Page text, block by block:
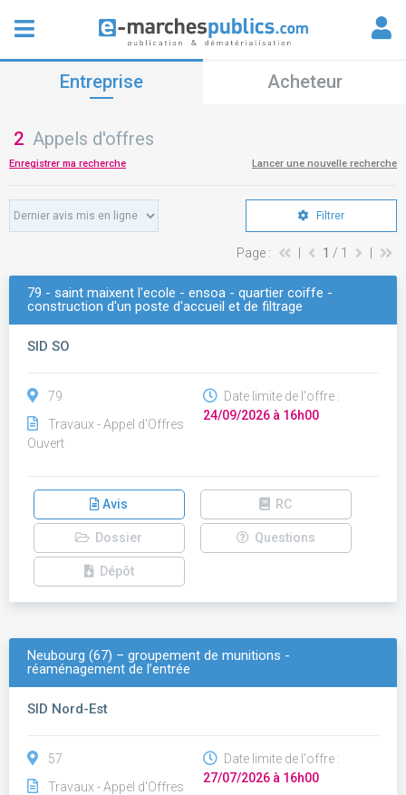
Entreprise Acheteur
2 Appels d'offres
Enregistrer ma recherche Lancer une nouvelle recherche
Filtrer
Page : 1 / 1
79 - saint maixent l'ecole - ensoa - quartier coiffe -
construction d'un poste d'accueil et de filtrage
SID SO
79
Travaux - Appel d'Offres
Ouvert
Date limite de l'offre :
24/09/2026 à 16h00
Avis RC
Dossier Questions
Dépôt
Neubourg (67) – groupement de munitions -
réaménagement de l’entrée
SID Nord-Est
57
Travaux - Appel d'Offres
Date limite de l'offre :
27/07/2026 à 16h00